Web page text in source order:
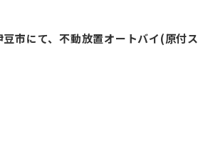
市にて、不動放置オートバイ(原付